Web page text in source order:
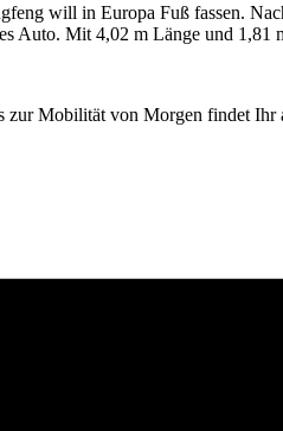
will in Europa Fuß fassen.
Auto. Mit 4,02 m Länge und
zur Mobilität von Morgen findet Ihr